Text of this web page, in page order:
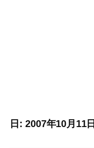
日:2007年10月11日